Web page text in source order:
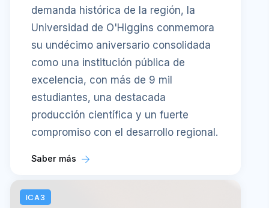
demanda histórica de la región, la
Universidad de O'Higgins conmemora
su undécimo aniversario consolidada
como una institución pública de
excelencia, con más de 9 mil
estudiantes, una destacada
producción científica y un fuerte
compromiso con el desarrollo regional.
Saber más
ICA3